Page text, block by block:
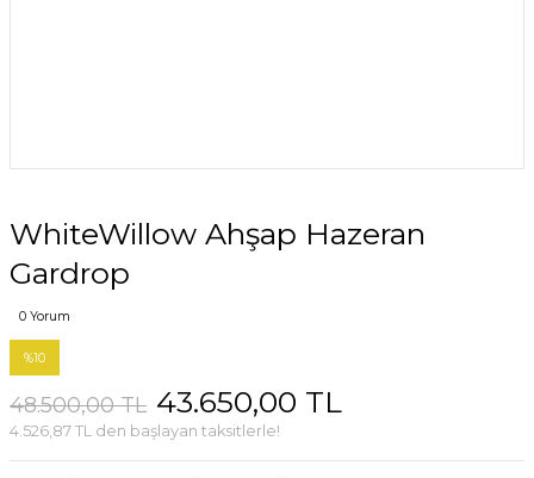
WhiteWillow Ahşap Hazeran
Gardrop
0 Yorum
%10
48.500,00 TL 43.650,00 TL
4.526,87 TL den başlayan taksitlerle!